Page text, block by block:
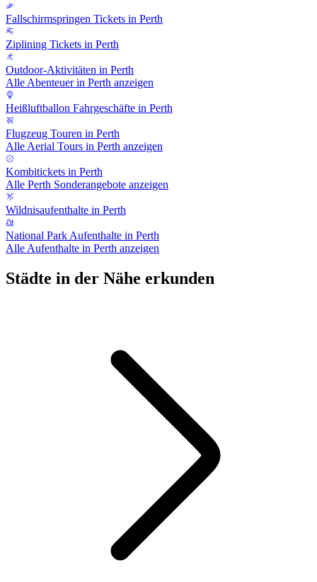
Fallschirmspringen Tickets in Perth
Ziplining Tickets in Perth
Outdoor-Aktivitäten in Perth
Alle Abenteuer in Perth anzeigen
Heißluftballon Fahrgeschäfte in Perth
Flugzeug Touren in Perth
Alle Aerial Tours in Perth anzeigen
Kombitickets in Perth
Alle Perth Sonderangebote anzeigen
Wildnisaufenthalte in Perth
National Park Aufenthalte in Perth
Alle Aufenthalte in Perth anzeigen
Städte in der Nähe erkunden